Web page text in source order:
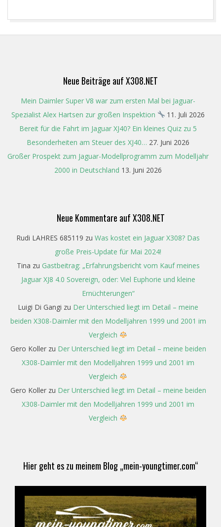
Neue Beiträge auf X308.NET
Mein Daimler Super V8 war zum ersten Mal bei Jaguar-
Spezialist Alex Hartsen zur großen Inspektion
11. Juli 2026
Bereit für die Fahrt im Jaguar XJ40? Ein kleines Quiz zu 5
Besonderheiten am Steuer des XJ40… 27. Juni 2026
Großer Prospekt zum Jaguar-Modellprogramm zum Modelljahr
2000 in Deutschland 13. Juni 2026
Neue Kommentare auf X308.NET
Rudi LAHRES 685119 zu Was kostet ein Jaguar X308? Das
große Preis-Update für Mai 2024!
Tina zu Gastbeitrag: „Erfahrungsbericht vom Kauf meines
Jaguar XJ8 4.0 Sovereign, oder: Viel Euphorie und kleine
Ernüchterungen“
Luigi Di Gangi zu Der Unterschied liegt im Detail – meine
beiden X308-Daimler mit den Modelljahren 1999 und 2001 im
Vergleich
Gero Kollerzu Der Unterschied liegt im Detail – meine beiden
X308-Daimler mit den Modelljahren 1999 und 2001 im
Vergleich
Gero Kollerzu Der Unterschied liegt im Detail – meine beiden
X308-Daimler mit den Modelljahren 1999 und 2001 im
Vergleich
Hier geht es zu meinem Blog „mein-youngtimer.com“